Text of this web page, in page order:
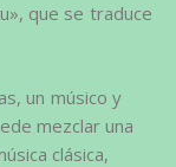
que se traduce
un músico y
mezclar una
clásica,